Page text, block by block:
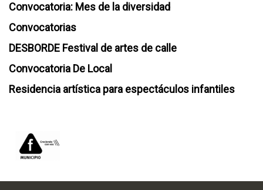
Convocatoria: Mes de la diversidad
Convocatorias
DESBORDE Festival de artes de calle
Convocatoria De Local
Residencia artística para espectáculos infantiles